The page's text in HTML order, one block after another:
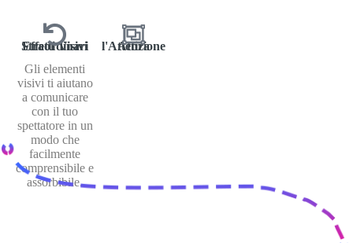
Effetti Visivi Straordinari
Gli elementi
visivi ti aiutano
a comunicare
con il tuo
spettatore in un
modo che
facilmente
comprensibile e
assorbibile.
Attira l'Attenzione